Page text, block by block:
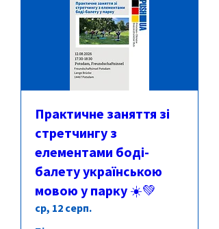
Практичне заняття зі
стретчингу з
елементами боді-
балету українською
мовою у парку ☀️💚
ср, 12 серп.